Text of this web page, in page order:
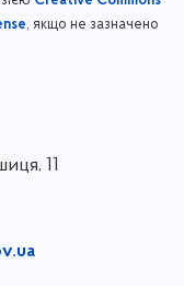
, якщо не зазначено
11